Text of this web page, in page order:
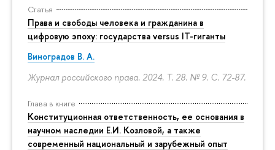
Статья
Права и свободы человека и гражданина в
цифровую эпоху: государства versus IT-гиганты
Виноградов В. А.
Журнал российского права. 2024. Т. 28. № 9. С. 72-87.
Глава в книге
Конституционная ответственность, ее основания в
научном наследии Е.И. Козловой, а также
современный национальный и зарубежный опыт